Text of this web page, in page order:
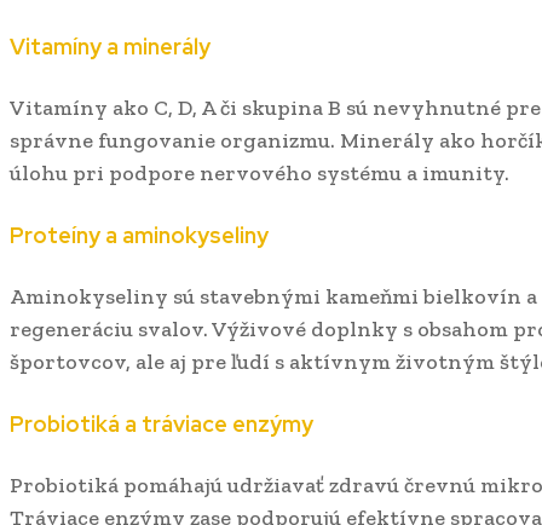
Vitamíny a minerály
Vitamíny ako C, D, A či skupina B sú nevyhnutné
správne fungovanie organizmu. Minerály ako
úlohu pri podpore nervového systému a imunity.
Proteíny a aminokyseliny
Aminokyseliny sú stavebnými kameňmi bielkovín
regeneráciu svalov. Výživové doplnky s obsahom
športovcov, ale aj pre ľudí s aktívnym životným
Probiotiká a tráviace enzýmy
Probiotiká pomáhajú udržiavať zdravú črevnú
Tráviace enzýmy zase podporujú efektívne